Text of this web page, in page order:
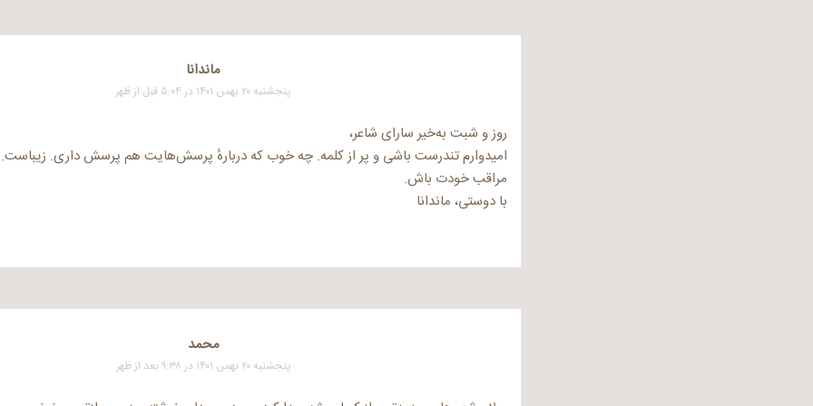
ماندانا
پنجشنبه ۲۰ بهمن ۱۴۰۱ در ۵:۰۴ قبل از ظهر
روز و شبت به‌خیر سارای شاعر،
امیدوارم تندرست باشی و پر از کلمه. چه خوب که دربارهٔ پرسش‌هایت هم پرسش داری.
مراقب خودت باش.
با دوستی، ماندانا
محمد
پنجشنبه ۲۰ بهمن ۱۴۰۱ در ۹:۳۸ بعد از ظهر